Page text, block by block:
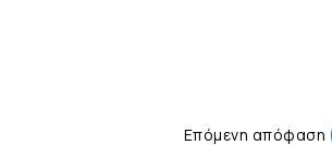
Επόμενη απόφαση